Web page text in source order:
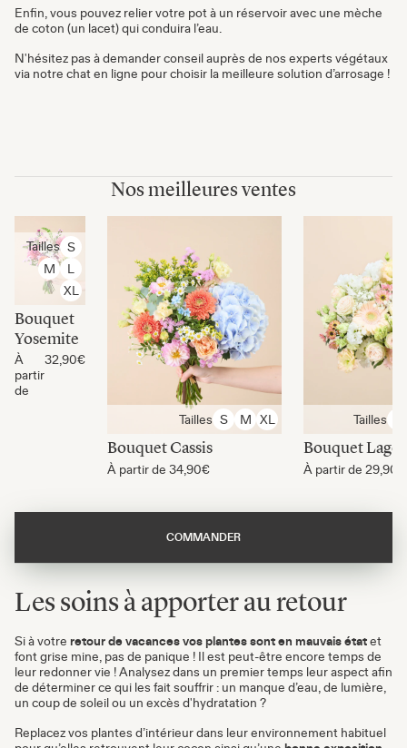
Enfin, vous pouvez relier votre pot à un réservoir avec une mèche
de coton (un lacet) qui conduira l’eau.
N'hésitez pas à demander conseil auprès de nos experts végétaux
via notre chat en ligne pour choisir la meilleure solution d’arrosage !
Nos meilleures ventes
Tailles S
M
L
XL
Bouquet
Yosemite
À
partir
de
32,90€
Tailles S M XL
Bouquet Cassis
À partir de 34,90€
Tailles
Bouquet Lago
À partir de 29,90€
COMMANDER
Les soins à apporter au retour
Si à votre retour de vacances vos plantes sont en mauvais état et
font grise mine, pas de panique ! Il est peut-être encore temps de
leur redonner vie ! Analysez dans un premier temps leur aspect afin
de déterminer ce qui les fait souffrir : un manque d’eau, de lumière,
un coup de soleil ou un excès d'hydratation ?
Replacez vos plantes d’intérieur dans leur environnement habituel